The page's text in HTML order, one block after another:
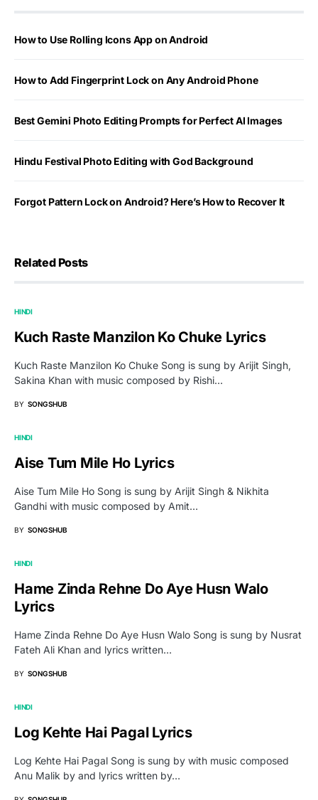
How to Use Rolling Icons App on Android
How to Add Fingerprint Lock on Any Android Phone
Best Gemini Photo Editing Prompts for Perfect AI Images
Hindu Festival Photo Editing with God Background
Forgot Pattern Lock on Android? Here’s How to Recover It
Related Posts
HINDI
Kuch Raste Manzilon Ko Chuke Lyrics
Kuch Raste Manzilon Ko Chuke Song is sung by Arijit Singh,
Sakina Khan with music composed by Rishi…
BY SONGSHUB
HINDI
Aise Tum Mile Ho Lyrics
Aise Tum Mile Ho Song is sung by Arijit Singh & Nikhita
Gandhi with music composed by Amit…
BY SONGSHUB
HINDI
Hame Zinda Rehne Do Aye Husn Walo
Lyrics
Hame Zinda Rehne Do Aye Husn Walo Song is sung by Nusrat
Fateh Ali Khan and lyrics written…
BY SONGSHUB
HINDI
Log Kehte Hai Pagal Lyrics
Log Kehte Hai Pagal Song is sung by with music composed
Anu Malik by and lyrics written by…